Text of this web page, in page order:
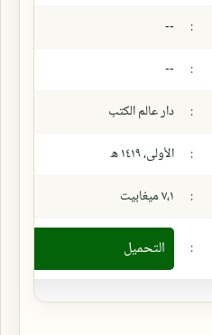
:
--
:
--
:
دار عالم الكتب
:
الأولى، ١٤١٩ ھ
: ٧،١ ميغابيت
: التحميل